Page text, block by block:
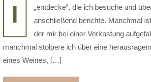
I
„entdecke“, die ich besuche und
anschließend berichte. Manchmal
der mir bei einer Verkostung
manchmal stolpere ich über eine
eines Weines, […]